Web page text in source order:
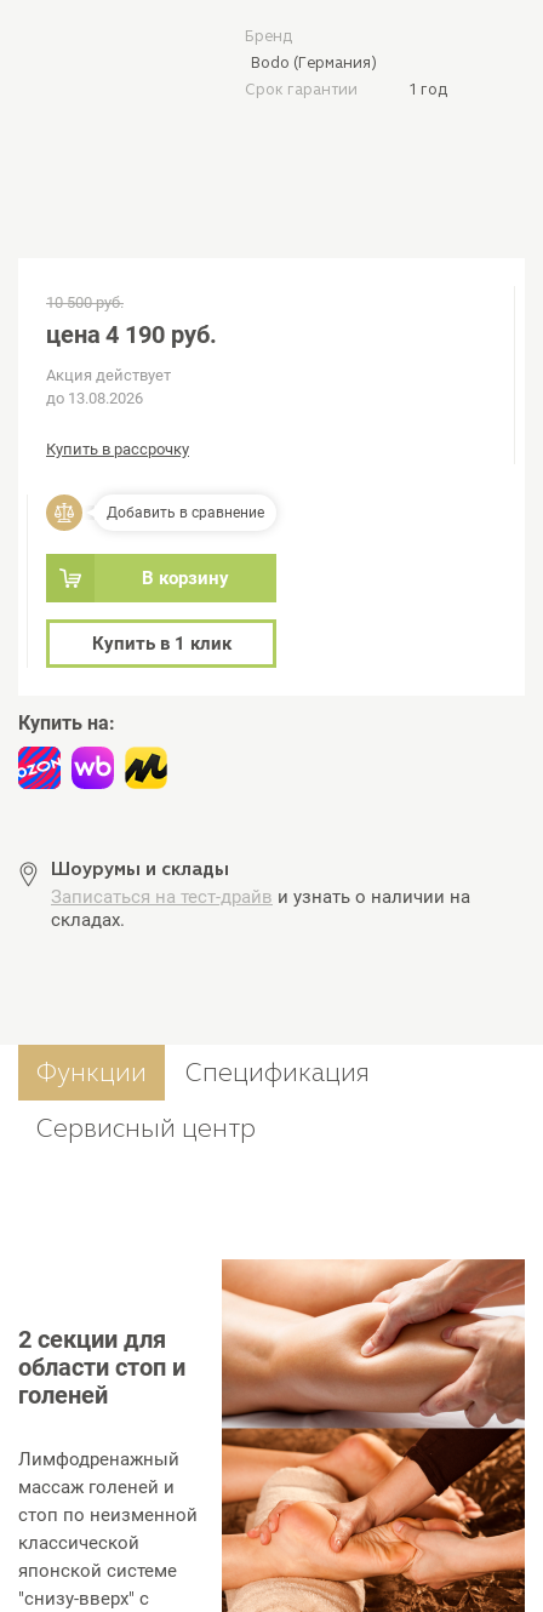
Бренд
Bodo (Германия)
Срок гарантии
1 год
10 500 руб.
цена 4 190 руб.
Акция действует
до 13.08.2026
Купить в рассрочку
Добавить в сравнение
В корзину
Купить в 1 клик
Купить на:
Шоурумы и склады
Записаться на тест-драйв и узнать о наличии на
складах.
Функции
Спецификация
Сервисный центр
2 секции для
области стоп и
голеней
Лимфодренажный
массаж голеней и
стоп по неизменной
классической
японской системе
"снизу-вверх" с